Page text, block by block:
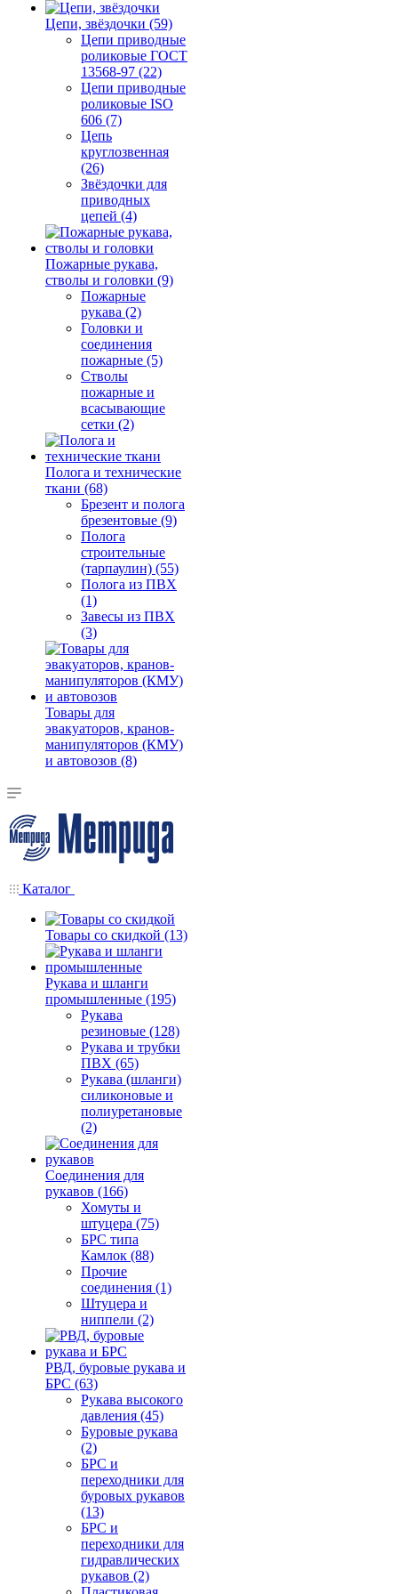
Цепи, звёздочки (59)
Цепи приводные
роликовые ГОСТ
13568-97 (22)
Цепи приводные
роликовые ISO
606 (7)
Цепь
круглозвенная
(26)
Звёздочки для
приводных
цепей (4)
Пожарные рукава,
стволы и головки (9)
Пожарные
рукава (2)
Головки и
соединения
пожарные (5)
Стволы
пожарные и
всасывающие
сетки (2)
Полога и технические
ткани (68)
Брезент и полога
брезентовые (9)
Полога
строительные
(тарпаулин) (55)
Полога из ПВХ
(1)
Завесы из ПВХ
(3)
Товары для
эвакуаторов, кранов-
манипуляторов (КМУ)
и автовозов (8)
Каталог
Товары со скидкой (13)
Рукава и шланги
промышленные (195)
Рукава
резиновые (128)
Рукава и трубки
ПВХ (65)
Рукава (шланги)
силиконовые и
полиуретановые
(2)
Соединения для
рукавов (166)
Хомуты и
штуцера (75)
БРС типа
Камлок (88)
Прочие
соединения (1)
Штуцера и
ниппели (2)
РВД, буровые рукава и
БРС (63)
Рукава высокого
давления (45)
Буровые рукава
(2)
БРС и
переходники для
буровых рукавов
(13)
БРС и
переходники для
гидравлических
рукавов (2)